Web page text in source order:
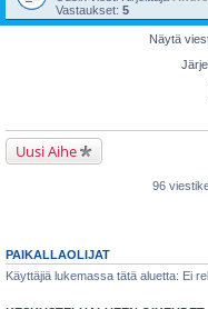
Vastaukset: 5
Näytä
Uusi Aihe
96
PAIKALLAOLIJAT
Käyttäjiä lukemassa tätä aluetta: Ei